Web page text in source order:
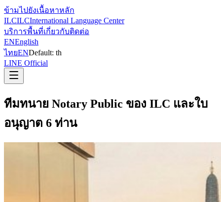
ข้ามไปยังเนื้อหาหลัก
ILCILCInternational Language Center
บริการพื้นที่เกี่ยวกับติดต่อ
ENEnglish
ไทยENDefault: th
LINE Official
ทีมทนาย Notary Public ของ ILC และใบ
อนุญาต 6 ท่าน